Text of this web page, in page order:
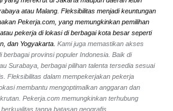
atau Malang. Fleksibilitas menjadi keuntungan
Pekerja.com, yang memungkinkan pemilihan
pekerja di lokasi di berbagai kota besar seperti
dan Yogyakarta. Kami juga memastikan akses
berbagai provinsi populer Indonesia. Baik di
Surabaya, berbagai pilihan talenta tersedia sesuai
Fleksibilitas dalam mempekerjakan pekerja
membantu mengoptimalkan anggaran dan
Pekerja.com memungkinkan terhubung
tanpa batasan geografis.